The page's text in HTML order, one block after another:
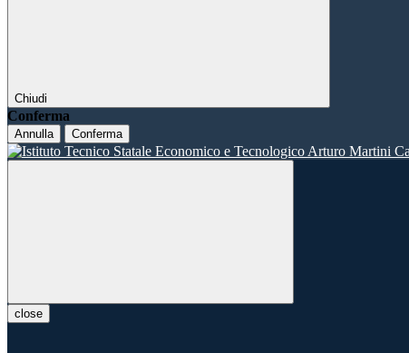
Chiudi
Conferma
Annulla Conferma
close